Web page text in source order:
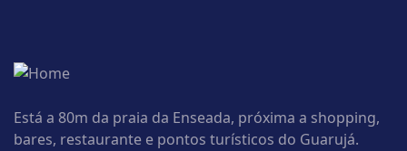
Está a 80m da praia da Enseada, próxima a shopping,
bares, restaurante e pontos turísticos do Guarujá.